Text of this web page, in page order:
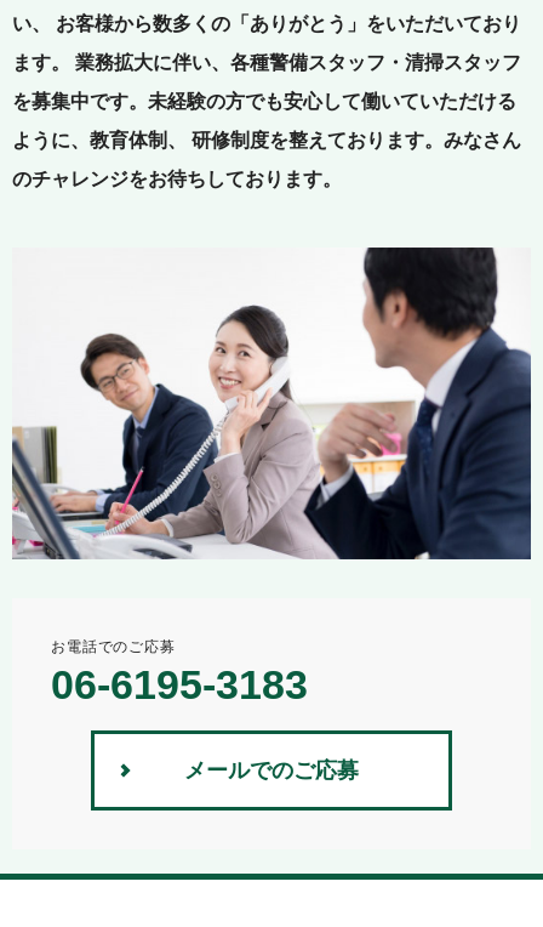
い、
お客様から数多くの「ありがとう」をいただいており
ます。
業務拡大に伴い、各種警備スタッフ・清掃スタッフ
を募集中です。 未経験の方でも安心して働いていただける
ように、教育体制、
研修制度を整えております。 みなさん
のチャレンジをお待ちしております。
お電話でのご応募
06-6195-3183
メールでのご応募